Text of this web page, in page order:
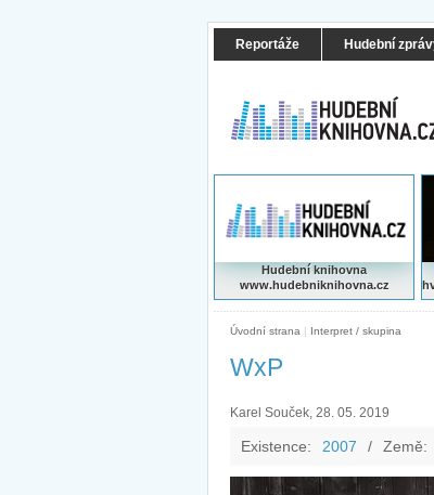
Reportáže Hudební
Hudební knihovna
www.hudebniknihovna.cz
Úvodní strana | Interpret / skupina
WxP
Karel Souček, 28. 05. 2019
Existence: 2007 / Země: